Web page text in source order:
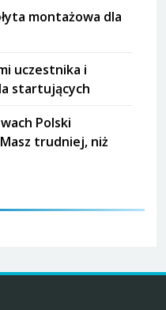
montażowa dla
uczestnika i
startujących
Polski
trudniej, niż